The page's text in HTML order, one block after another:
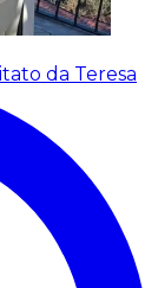
da Teresa